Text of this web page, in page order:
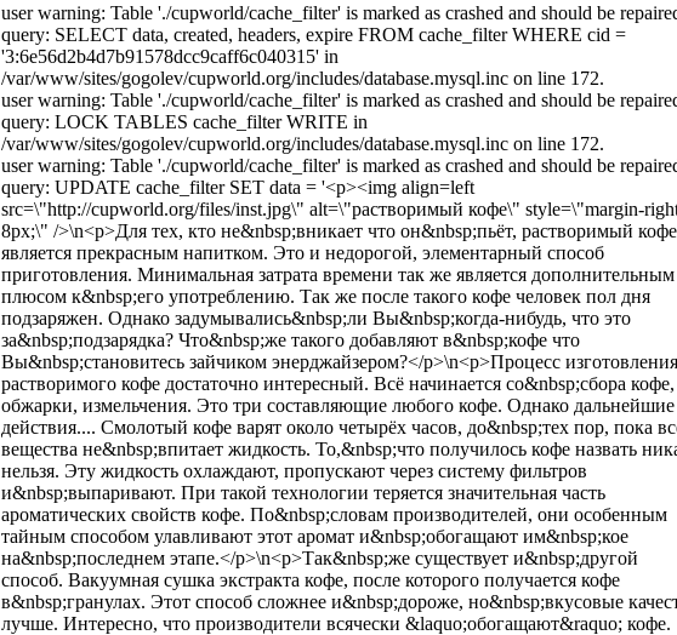
user warning: Table './cupworld/cache_filter' is marked as crashed and should be
query: SELECT data, created, headers, expire FROM cache_filter WHERE cid =
'3:6e56d2b4d7b91578dcc9caff6c040315' in
/var/www/sites/gogolev/cupworld.org/includes/database.mysql.inc on line 172.
user warning: Table './cupworld/cache_filter' is marked as crashed and should be
query: LOCK TABLES cache_filter WRITE in
/var/www/sites/gogolev/cupworld.org/includes/database.mysql.inc on line 172.
user warning: Table './cupworld/cache_filter' is marked as crashed and should be
query: UPDATE cache_filter SET data = '<p><img align=left
src=\"http://cupworld.org/files/inst.jpg\" alt=\"растворимый кофе\" style=\"margin-
8px;\" />\n<p>Для тех, кто не&nbsp;вникает что он&nbsp;пьёт, растворимый кофе
является прекрасным напитком. Это и недорогой, элементарный способ
приготовления. Минимальная затрата времени так же является дополнительным
плюсом к&nbsp;его употреблению. Так же после такого кофе человек пол дня
подзаряжен. Однако задумывались&nbsp;ли Вы&nbsp;когда-нибудь, что это
за&nbsp;подзарядка? Что&nbsp;же такого добавляют в&nbsp;кофе что
Вы&nbsp;становитесь зайчиком энерджайзером?</p>\n<p>Процесс изготовления
растворимого кофе достаточно интересный. Всё начинается со&nbsp;сбора кофе,
обжарки, измельчения. Это три составляющие любого кофе. Однако дальнейшие
действия.... Смолотый кофе варят около четырёх часов, до&nbsp;тех пор, пока
вещества не&nbsp;впитает жидкость. То,&nbsp;что получилось кофе назвать
нельзя. Эту жидкость охлаждают, пропускают через систему фильтров
и&nbsp;выпаривают. При такой технологии теряется значительная часть
ароматических свойств кофе. По&nbsp;словам производителей, они особенным
тайным способом улавливают этот аромат и&nbsp;обогащают им&nbsp;кое
на&nbsp;последнем этапе.</p>\n<p>Так&nbsp;же существует и&nbsp;другой
способ. Вакуумная сушка экстракта кофе, после которого получается кофе
в&nbsp;гранулах. Этот способ сложнее и&nbsp;дороже, но&nbsp;вкусовые
лучше. Интересно, что производители всячески &laquo;обогащают&raquo; кофе.